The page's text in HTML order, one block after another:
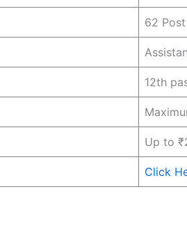
62 Post
12th
Up to
Click